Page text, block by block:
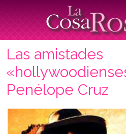
Las amistades
Penélope Cruz